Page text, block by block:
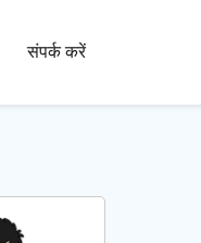
संपर्क करें
100+
भाषाएँ